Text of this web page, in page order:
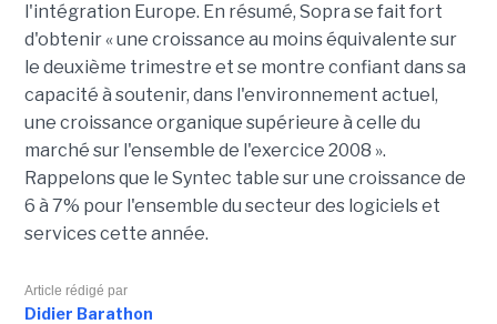
l'intégration Europe. En résumé, Sopra se fait fort
d'obtenir « une croissance au moins équivalente sur
le deuxième trimestre et se montre confiant dans sa
capacité à soutenir, dans l'environnement actuel,
une croissance organique supérieure à celle du
marché sur l'ensemble de l'exercice 2008 ».
Rappelons que le Syntec table sur une croissance de
6 à 7% pour l'ensemble du secteur des logiciels et
services cette année.
Article rédigé par
Didier Barathon